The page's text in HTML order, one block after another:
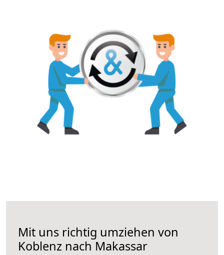
Mit uns richtig umziehen von
Koblenz nach Makassar